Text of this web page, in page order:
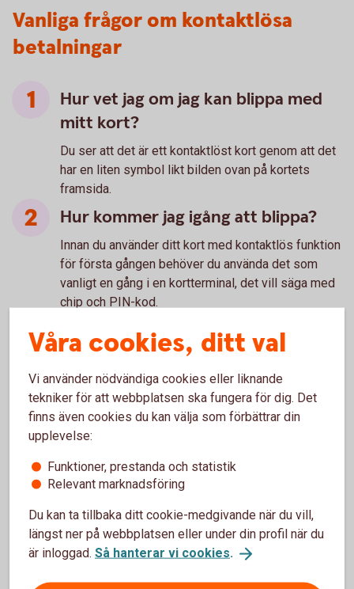
Vanliga frågor om kontaktlösa
betalningar
Hur vet jag om jag kan blippa med
mitt kort?
Du ser att det är ett kontaktlöst kort genom att det
har en liten symbol likt bilden ovan på kortets
framsida.
Hur kommer jag igång att blippa?
Innan du använder ditt kort med kontaktlös funktion
för första gången behöver du använda det som
vanligt en gång i en kortterminal, det vill säga med
chip och PIN-kod.
Hur många kronor är ett småköp?
På bankkort Mastercard har vi satt 400 kr som
gräns för att kunna blippa utan PIN-kod. Vid köp
över 400 kr kommer du ombes att slå in din PIN-
kod. Denna gräns varierar mellan olika länder.
I vilka butiker kan jag blippa?
För att du ska kunna blippa ditt kort i butik behöver
terminalen stödja kontaktlösa köp. Än så länge går
det inte att blippa överallt. Leta efter symbolen för
kontaktlösa betalningar när du ska betala.
Finns risken att jag blippar av
misstag om jag är nära en terminal?
Våra cookies, ditt val
Vi använder nödvändiga cookies eller liknande
tekniker för att webbplatsen ska fungera för dig. Det
finns även cookies du kan välja som förbättrar din
upplevelse:
Funktioner, prestanda och statistik
Relevant marknadsföring
Du kan ta tillbaka ditt cookie-medgivande när du vill,
längst ner på webbplatsen eller under din profil när du
är inloggad. Så hanterar vi cookies.